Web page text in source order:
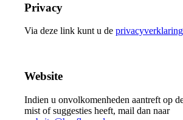
Privacy
Via deze link kunt u deprivacyverklaring
Website
Indien u onvolkomenheden aantreft op
mist of suggesties heeft, mail dan naar